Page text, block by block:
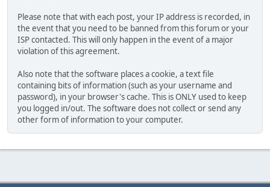
Please note that with each post, your IP address is recorded, in
the event that you need to be banned from this forum or your
ISP contacted. This will only happen in the event of a major
violation of this agreement.
Also note that the software places a cookie, a text file
containing bits of information (such as your username and
password), in your browser's cache. This is ONLY used to keep
you logged in/out. The software does not collect or send any
other form of information to your computer.